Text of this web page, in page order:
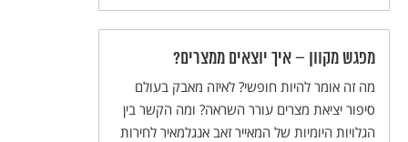
מפגש מקוון – איך יוצאים ממצרים?
מה זה אומר להיות חופשי? לאיזה מאבק בעולם
סיפור יציאת מצרים עורר השראה? ומה הקשר בין
הגלויות היומיות של המאייר זאב אנגלמאיר לחירות